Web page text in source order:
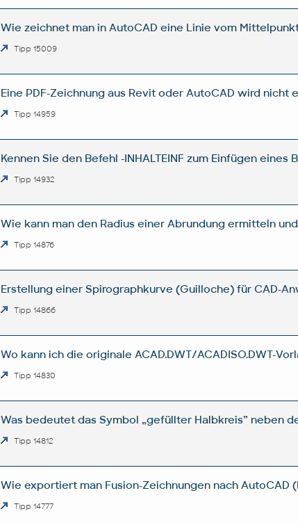
Wie zeichnet man in AutoCAD eine Linie vom
Tipp 15009
Eine PDF-Zeichnung aus Revit oder AutoCAD wird nicht
Tipp 14959
Kennen Sie den Befehl -INHALTEINF zum Einfügen
Tipp 14932
Wie kann man den Radius einer Abrundung ermitteln
Tipp 14876
Erstellung einer Spirographkurve (Guilloche) für CAD-
Tipp 14866
Wo kann ich die originale ACAD.DWT/ACADISO.DWT-
Tipp 14830
Was bedeutet das Symbol „gefüllter Halbkreis” neben
Tipp 14812
Wie exportiert man Fusion-Zeichnungen nach AutoCAD
Tipp 14777